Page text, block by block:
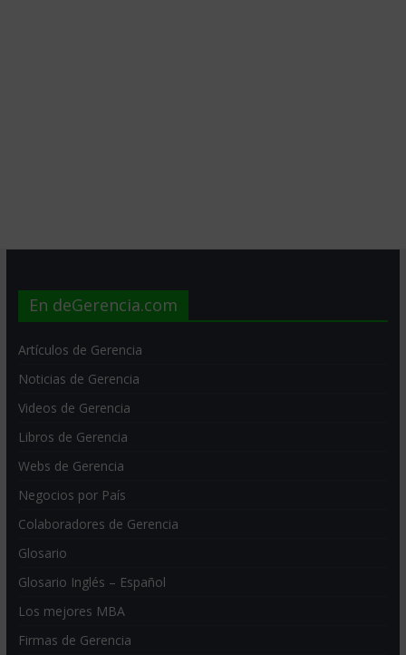
En deGerencia.com
Artículos de Gerencia
Noticias de Gerencia
Videos de Gerencia
Libros de Gerencia
Webs de Gerencia
Negocios por País
Colaboradores de Gerencia
Glosario
Glosario Inglés – Español
Los mejores MBA
Firmas de Gerencia